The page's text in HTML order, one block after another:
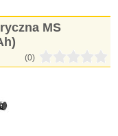
MS
(0)